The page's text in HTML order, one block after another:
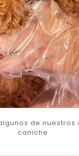
de nuestros
caniche